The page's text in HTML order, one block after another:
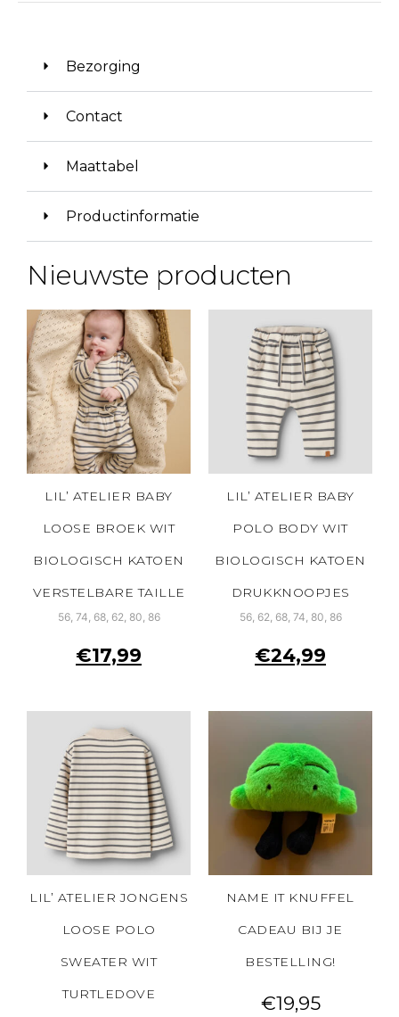
Bezorging
Contact
Maattabel
Productinformatie
Nieuwste producten
LIL’ ATELIER BABY
LOOSE BROEK WIT
BIOLOGISCH KATOEN
VERSTELBARE TAILLE
56, 74, 68, 62, 80, 86
€17,99
LIL’ ATELIER BABY
POLO BODY WIT
BIOLOGISCH KATOEN
DRUKKNOOPJES
56, 62, 68, 74, 80, 86
€24,99
LIL’ ATELIER JONGENS
LOOSE POLO
SWEATER WIT
TURTLEDOVE
NAME IT KNUFFEL
CADEAU BIJ JE
BESTELLING!
€19,95